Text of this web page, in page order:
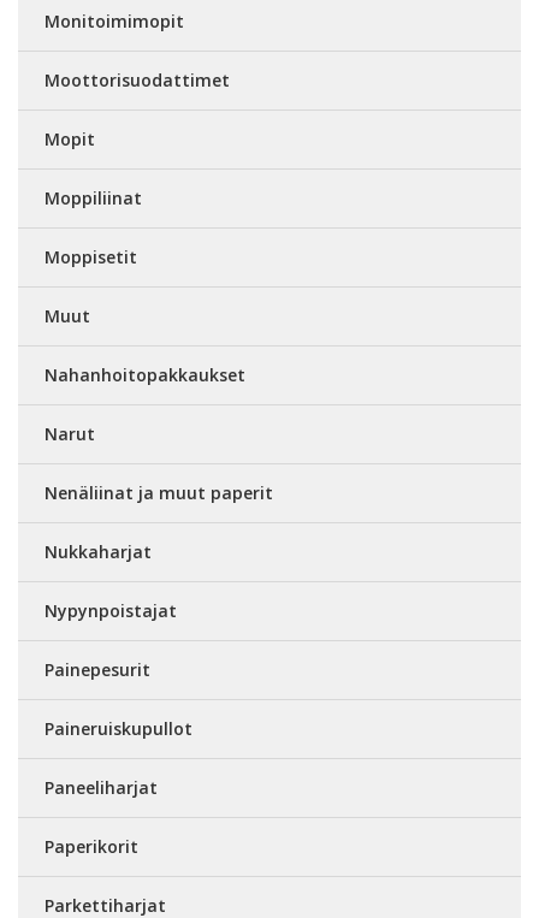
Monitoimimopit
Moottorisuodattimet
Mopit
Moppiliinat
Moppisetit
Muut
Nahanhoitopakkaukset
Narut
Nenäliinat ja muut paperit
Nukkaharjat
Nypynpoistajat
Painepesurit
Paineruiskupullot
Paneeliharjat
Paperikorit
Parkettiharjat